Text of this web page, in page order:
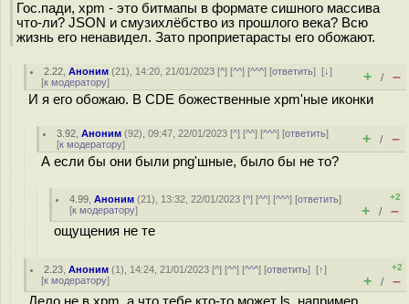
Гос.пади, xpm - это битмапы в формате сишного массива
что-ли? JSON и смузихлёбство из прошлого века? Всю
жизнь его ненавидел. Зато проприетарасты его обожают.
2.22 ,Аноним (21), 14:20, 21/01/2023 [^] [^^] [^^^] [ответить][↓]
[к модератору] + / –
И я его обожаю. В CDE божественные xpm'ные иконки
3.92 ,Аноним (92), 09:47, 22/01/2023 [^] [^^] [^^^] [ответить]
[к модератору] + / –
А если бы они были png'шные, было бы не то?
4.99 ,Аноним (21), 13:32, 22/01/2023 [^] [^^] [^^^] [ответить]
[к модератору]
+2
+ / –
ощущения не те
2.23 ,Аноним (1), 14:24, 21/01/2023 [^] [^^] [^^^] [ответить][↑]
[к модератору]
+2
+ / –